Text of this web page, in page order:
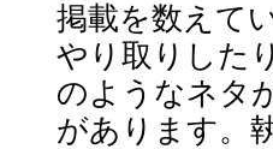
掲載を数えて
やり取りした
のようなネタ
があります。